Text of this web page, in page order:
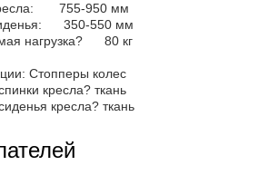
755-950 мм
350-550 мм
нагрузка? 80 кг
Стопперы колес
кресла? ткань
кресла? ткань